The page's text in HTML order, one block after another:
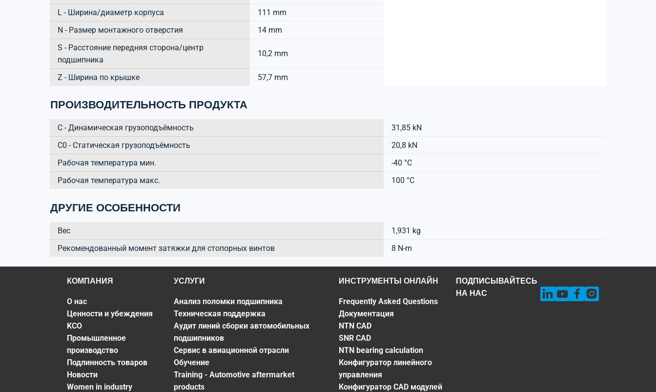
L - Ширина/диаметр корпуса
111 mm
N - Размер монтажного отверстия
14 mm
S - Расстояние передняя сторона/центр
подшипника
10,2 mm
Z - Ширина по крышке 57,7 mm
ПРОИЗВОДИТЕЛЬНОСТЬ ПРОДУКТА
C - Динамическая грузоподъёмность
31,85 kN
C0 - Статическая грузоподъёмность
20,8 kN
Рабочая температура мин.
-40 °C
Рабочая температура макс.
100 °C
ДРУГИЕ ОСОБЕННОСТИ
Вес
1,931 kg
Рекомендованный момент затяжки для стопорных винтов
8 N-m
КОМПАНИЯ
О нас
Ценности и убеждения
KCO
Промышленное
производство
Подлинность товаров
Новости
Women in industry
УСЛУГИ
Анализ поломки подшипника
Техническая поддержка
Аудит линий сборки автомобильных
подшипников
Сервис в авиационной отрасли
Обучение
Training - Automotive aftermarket
products
ИНСТРУМЕНТЫ ОНЛАЙН
Frequently Asked Questions
Документация
NTN CAD
SNR CAD
NTN bearing calculation
Конфигуратор линейного
управления
Конфигуратор CAD модулей
ПОДПИСЫВАЙТЕСЬ
НА НАС